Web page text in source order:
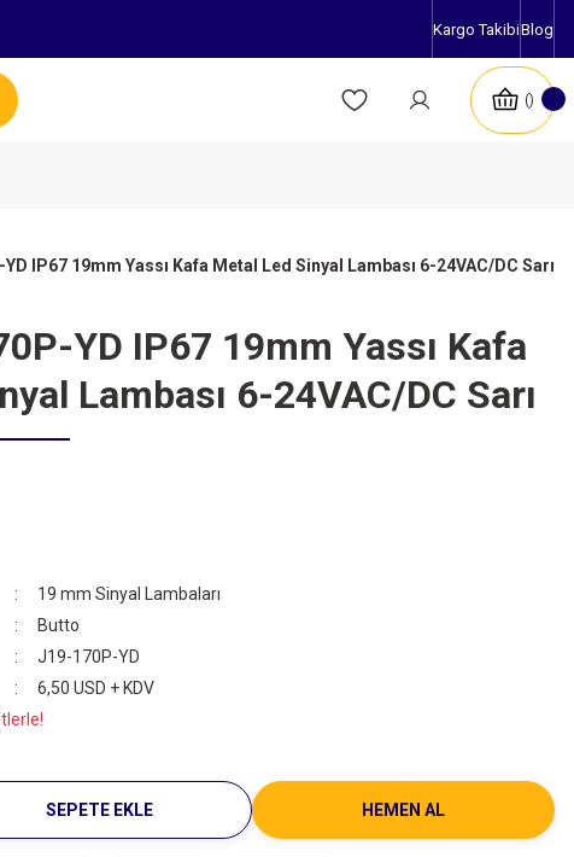
Kargo TakibiBlog
IP67 19mm Yassı Kafa Metal Led Sinyal Lambası 6-24VAC/DC Sarı
YD IP67 19mm Yassı Kafa
Lambası 6-24VAC/DC Sarı
19 mm Sinyal Lambaları
Butto
J19-170P-YD
6,50 USD + KDV
SEPETE EKLE HEMEN AL